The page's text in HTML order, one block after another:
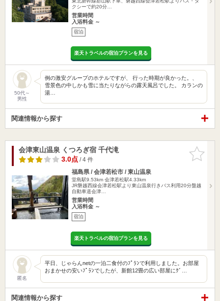
クシーで約20分…
営業時間
入浴料金 ～
宿泊
楽天トラベルの宿泊プランを見る
50代～
男性
例の激安グループのホテルですが、 行った時期が良かった。、
雪景色の中しかも雪に当たりながらの露天風呂でした。 カランの
湯…
関連情報から探す
お気に入
りに追加
会津東山温泉 くつろぎ宿 千代滝
3.0点/ 4 件
福島県 / 会津若松市 / 東山温泉
堂島駅9.53km 会津若松駅4.33km
JR磐越西線会津若松駅より東山温泉行きバス利用20分盤越
自動車道会津…
営業時間
入浴料金 ～
宿泊
楽天トラベルの宿泊プランを見る
匿名
平日、じゃらんnetの一泊二食付のﾌﾟﾗﾝで利用しました。お部屋
おまかせの安いﾌﾟﾗﾝでしたが、新館12畳の広い部屋にｸﾞ…
関連情報から探す